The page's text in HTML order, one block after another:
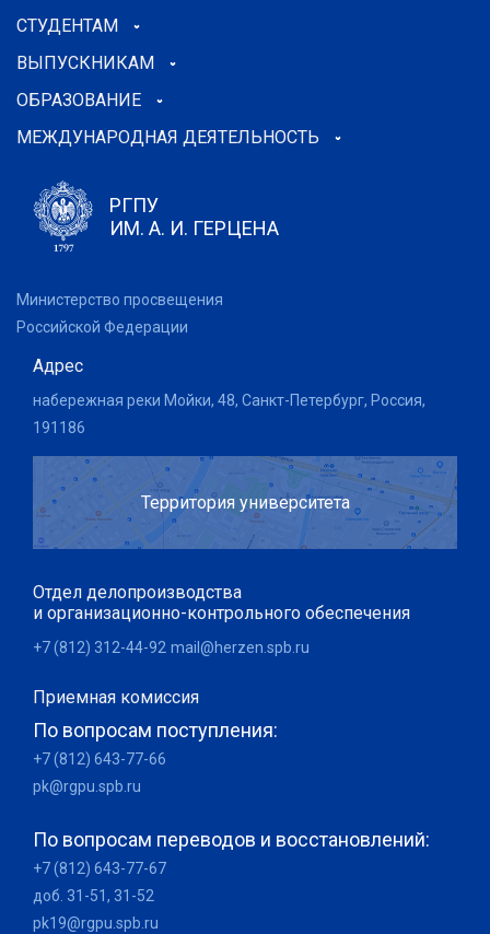
СТУДЕНТАМ
ВЫПУСКНИКАМ
ОБРАЗОВАНИЕ
МЕЖДУНАРОДНАЯ ДЕЯТЕЛЬНОСТЬ
РГПУ
ИМ. А. И. ГЕРЦЕНА
Министерство просвещения
Российской Федерации
Адрес
набережная реки Мойки, 48, Санкт-Петербург, Россия,
191186
Территория университета
Отдел делопроизводства
и организационно-контрольного обеспечения
+7 (812) 312-44-92 mail@herzen.spb.ru
Приемная комиссия
По вопросам поступления:
+7 (812) 643-77-66
pk@rgpu.spb.ru
По вопросам переводов и восстановлений:
+7 (812) 643-77-67
доб. 31-51, 31-52
pk19@rgpu.spb.ru